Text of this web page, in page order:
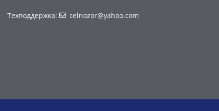
Техподдержка: celnozor@yahoo.com